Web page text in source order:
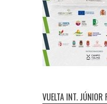
VUELTA INT.